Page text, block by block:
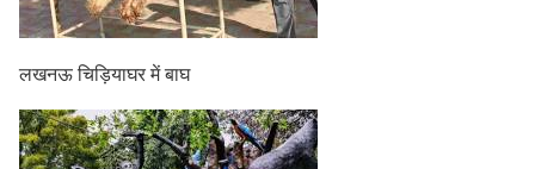
लखनऊ चिड़ियाघर में बाघ